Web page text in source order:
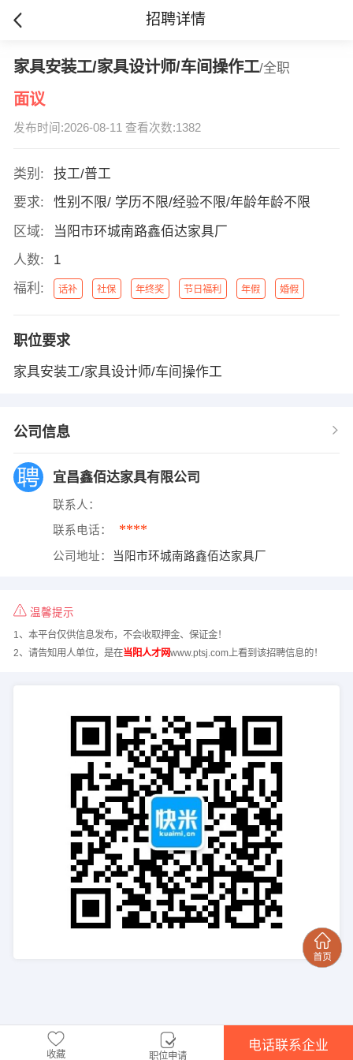
招聘详情
家具安装工/家具设计师/车间操作工/全职
面议
发布时间:2026-08-11 查看次数:1382
类别:
技工/普工
要求:
性别不限/ 学历不限/经验不限/年龄年龄不限
区域:
当阳市环城南路鑫佰达家具厂
人数:
1
福利:
话补 社保 年终奖 节日福利 年假 婚假
职位要求
家具安装工/家具设计师/车间操作工
公司信息
宜昌鑫佰达家具有限公司
联系人：
联系电话： ****
公司地址： 当阳市环城南路鑫佰达家具厂
温馨提示
1、本平台仅供信息发布，不会收取押金、保证金！
2、请告知用人单位，是在当阳人才网www.ptsj.com上看到该招聘信息的！
收藏 职位申请
电话联系企业